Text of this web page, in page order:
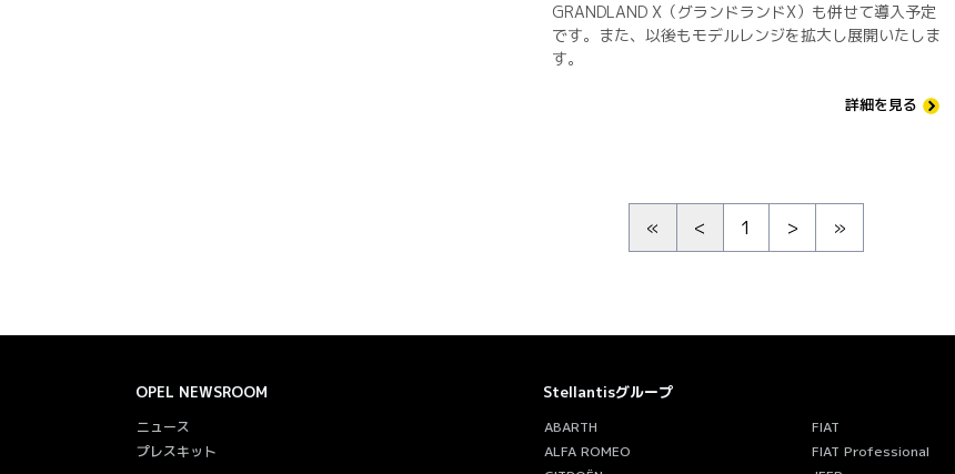
GRANDLAND X（グランドランドX）も併せて導入予定
です。また、以後もモデルレンジを拡大し展開いたしま
す。
詳細を見る
« < 1 > »
OPEL NEWSROOM
ニュース
プレスキット
Stellantisグループ
ABARTH
ALFA ROMEO
FIAT
FIAT Professional